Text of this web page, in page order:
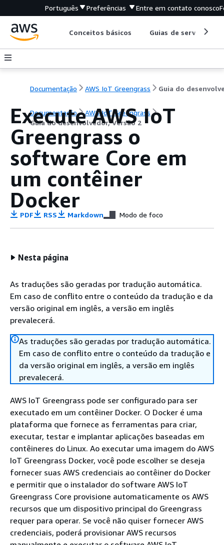
Português Preferências Entre em contato conosco
Conceitos básicos Guias de serviço
Documentação AWS IoT Greengrass
Documentação
AWS IoT Greengrass
Guia do desenvolvedor, Versão 2
Execute AWS IoT
Greengrass o
software Core em
um contêiner
Docker
PDF RSS Markdown Modo de foco
Nesta página
As traduções são geradas por tradução automática.
Em caso de conflito entre o conteúdo da tradução e da
versão original em inglês, a versão em inglês
prevalecerá.
As traduções são geradas por tradução automática.
Em caso de conflito entre o conteúdo da tradução e
da versão original em inglês, a versão em inglês
prevalecerá.
AWS IoT Greengrass pode ser configurado para ser
executado em um contêiner Docker. O Docker é uma
plataforma que fornece as ferramentas para criar,
executar, testar e implantar aplicações baseadas em
contêineres do Linux. Ao executar uma imagem do AWS
IoT Greengrass Docker, você pode escolher se deseja
fornecer suas AWS credenciais ao contêiner do Docker
e permitir que o instalador do software AWS IoT
Greengrass Core provisione automaticamente os AWS
recursos que um dispositivo principal do Greengrass
requer para operar. Se você não quiser fornecer AWS
credenciais, poderá provisionar AWS recursos